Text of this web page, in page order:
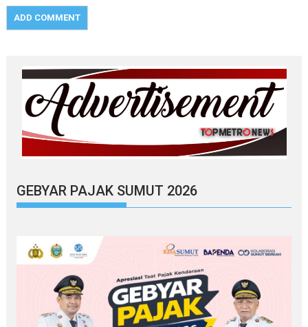
GEBYAR PAJAK SUMUT 2026